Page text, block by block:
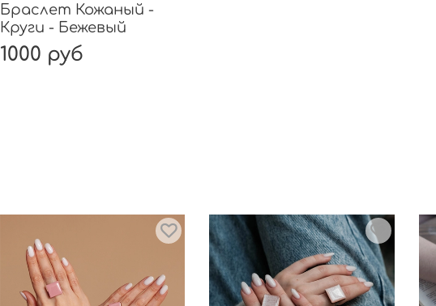
Браслет Кожаный -
Круги - Бежевый
1000 руб